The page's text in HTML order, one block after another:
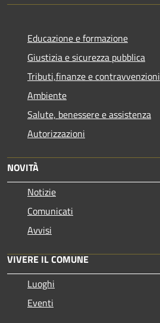
Educazione e formazione
Giustizia e sicurezza pubblica
Tributi,finanze e contravvenzioni
Ambiente
Salute, benessere e assistenza
Autorizzazioni
NOVITÀ
Notizie
Comunicati
Avvisi
VIVERE IL COMUNE
Luoghi
Eventi